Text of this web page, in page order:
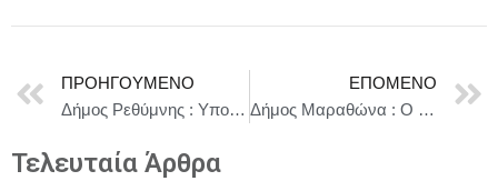
ΠΡΟΗΓΟΎΜΕΝΟ
Δήμος Ρεθύμνης : Υπογραφή νέου χρησιδανείου για τις εκτάσεις που παραχωρεί το πανεπιστήμιο Κρήτης στον δήμο
ΕΠΌΜΕΝΟ
Δήμος Μαραθώνα : Ο δήμος εντάχθηκε στο πρόγραμμα “Ψηφιακού Μετασχηματισμού”
Τελευταία Άρθρα